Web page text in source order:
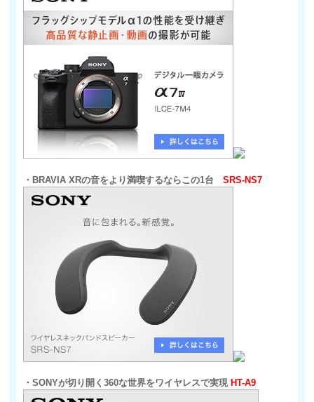
・BRAVIA XRの音をより満喫するならこの1台SRS-NS7
・SONYが切り開く360な世界をワイヤレスで実現 HT-A9